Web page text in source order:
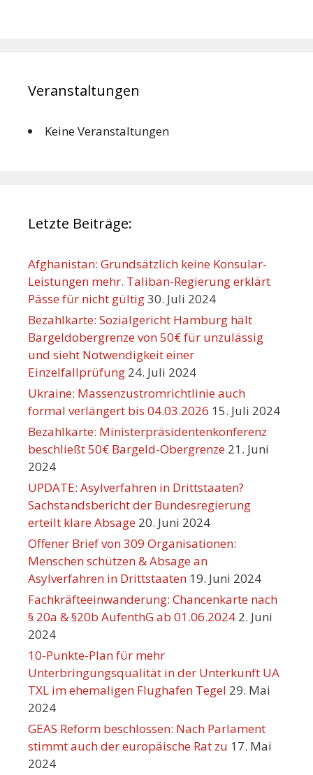
Veranstaltungen
Keine Veranstaltungen
Letzte Beiträge:
Afghanistan: Grundsätzlich keine Konsular-
Leistungen mehr. Taliban-Regierung erklärt
Pässe für nicht gültig30. Juli 2024
Bezahlkarte: Sozialgericht Hamburg hält
Bargeldobergrenze von 50€ für unzulässig
und sieht Notwendigkeit einer
Einzelfallprüfung 24. Juli 2024
Ukraine: Massenzustromrichtlinie auch
formal verlängert bis 04.03.2026 15. Juli 2024
Bezahlkarte: Ministerpräsidentenkonferenz
beschließt 50€ Bargeld-Obergrenze 21. Juni
2024
UPDATE: Asylverfahren in Drittstaaten?
Sachstandsbericht der Bundesregierung
erteilt klare Absage 20. Juni 2024
Offener Brief von 309 Organisationen:
Menschen schützen & Absage an
Asylverfahren in Drittstaaten 19. Juni 2024
Fachkräfteeinwanderung: Chancenkarte nach
§ 20a & §20b AufenthG ab 01.06.2024 2. Juni
2024
10-Punkte-Plan für mehr
Unterbringungsqualität in der Unterkunft UA
TXL im ehemaligen Flughafen Tegel 29. Mai
2024
GEAS Reform beschlossen: Nach Parlament
stimmt auch der europäische Rat zu 17. Mai
2024